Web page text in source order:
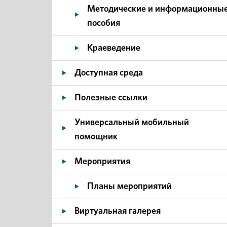
Методические и
пособия
Краеведение
Доступная среда
Полезные ссылки
Универсальный мобильный
помощник
Мероприятия
Планы мероприятий
Виртуальная галерея